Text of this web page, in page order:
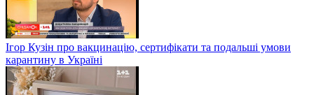
Ігор Кузін про вакцинацію, сертифікати та подальші умови
карантину в Україні